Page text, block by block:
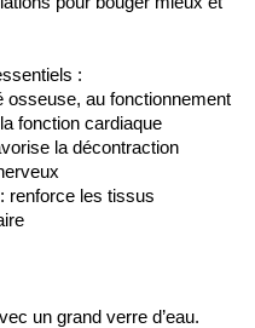
:
osseuse, au fonctionnement
fonction cardiaque
la décontraction
renforce les tissus
un grand verre d’eau.